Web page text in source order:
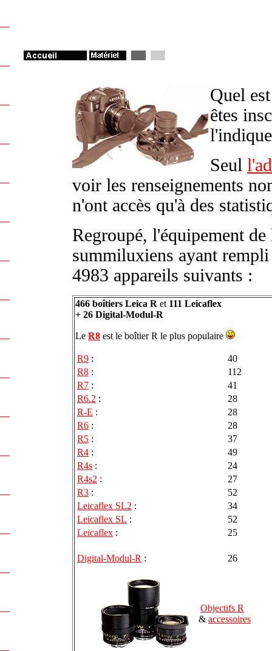
Quel
êtes
Seul
voir les renseignements
n'ont accès qu'à des
Regroupé, l'équipement
summiluxiens ayant
4983 appareils suivants :
466 boîtiers Leica R et 111 Leicaflex
+ 26 Digital-Modul-R
Le R8 est le boîtier R le plus populaire
R9 :
40
R8 :
112
R7 :
41
R6.2 :
28
R-E :
28
R6 :
28
R5 :
37
R4 :
49
R4s :
24
R4s2 :
27
R3 :
52
Leicaflex SL2 :
34
Leicaflex SL :
52
Leicaflex : 25
Digital-Modul-R : 26
Objectifs R
& accessoires